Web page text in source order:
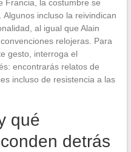
Francia, la costumbre se
incluso la reivindican
al igual que Alain
relojeras. Para
gesto, interroga el
encontrarás relatos de
incluso de resistencia a las
qué
detrás